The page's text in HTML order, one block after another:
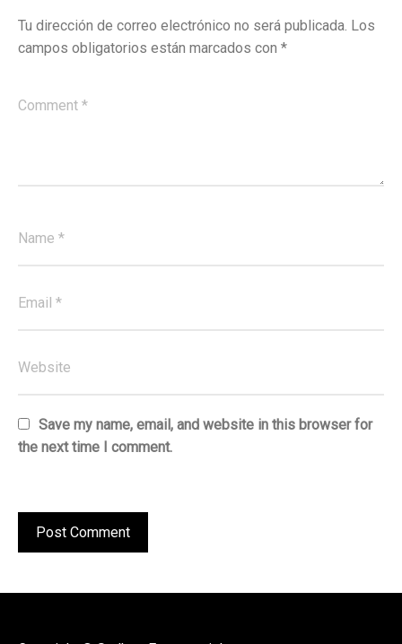
Tu dirección de correo electrónico no será publicada. Los
campos obligatorios están marcados con *
Save my name, email, and website in this browser for
the next time I comment.